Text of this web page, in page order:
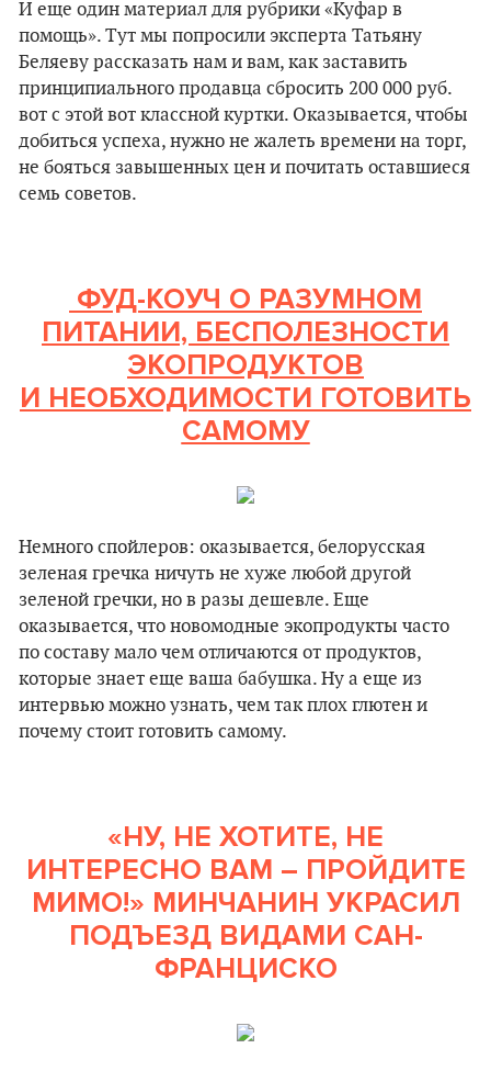
И еще один материал для рубрики «Куфар в
помощь». Тут мы попросили эксперта Татьяну
Беляеву рассказать нам и вам, как заставить
принципиального продавца сбросить 200 000 руб.
вот с этой вот классной куртки. Оказывается, чтобы
добиться успеха, нужно не жалеть времени на торг,
не бояться завышенных цен и почитать оставшиеся
семь советов.
ФУД-КОУЧ О РАЗУМНОМ
ПИТАНИИ, БЕСПОЛЕЗНОСТИ
ЭКОПРОДУКТОВ
И НЕОБХОДИМОСТИ ГОТОВИТЬ
САМОМУ
Немного спойлеров: оказывается, белорусская
зеленая гречка ничуть не хуже любой другой
зеленой гречки, но в разы дешевле. Еще
оказывается, что новомодные экопродукты часто
по составу мало чем отличаются от продуктов,
которые знает еще ваша бабушка. Ну а еще из
интервью можно узнать, чем так плох глютен и
почему стоит готовить самому.
«НУ, НЕ ХОТИТЕ, НЕ
ИНТЕРЕСНО ВАМ – ПРОЙДИТЕ
МИМО!» МИНЧАНИН УКРАСИЛ
ПОДЪЕЗД ВИДАМИ САН-
ФРАНЦИСКО